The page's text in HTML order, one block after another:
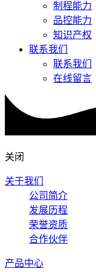
制程能力
品控能力
知识产权
联系我们
联系我们
在线留言
关闭
关于我们
公司简介
发展历程
荣誉资质
合作伙伴
产品中心